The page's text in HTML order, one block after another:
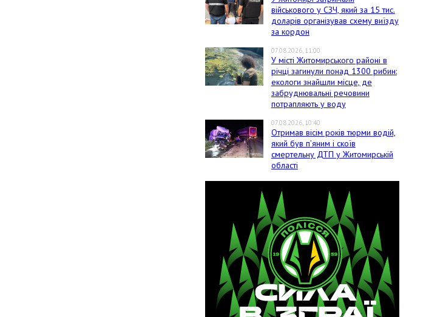
військового у СЗЧ, який за 15 тис.
доларів організував схему виїзду
за кордон
07.08.2026, 11:00
У місті Житомирського районі в
річці загинули понад 1300 рибин:
екологи знайшли місце, де
забруднювальні речовини
потрапляють у воду
07.08.2026, 10:40
Отримав вісім років тюрми водій,
який був п’яним і скоїв
смертельну ДТП у Житомирській
області